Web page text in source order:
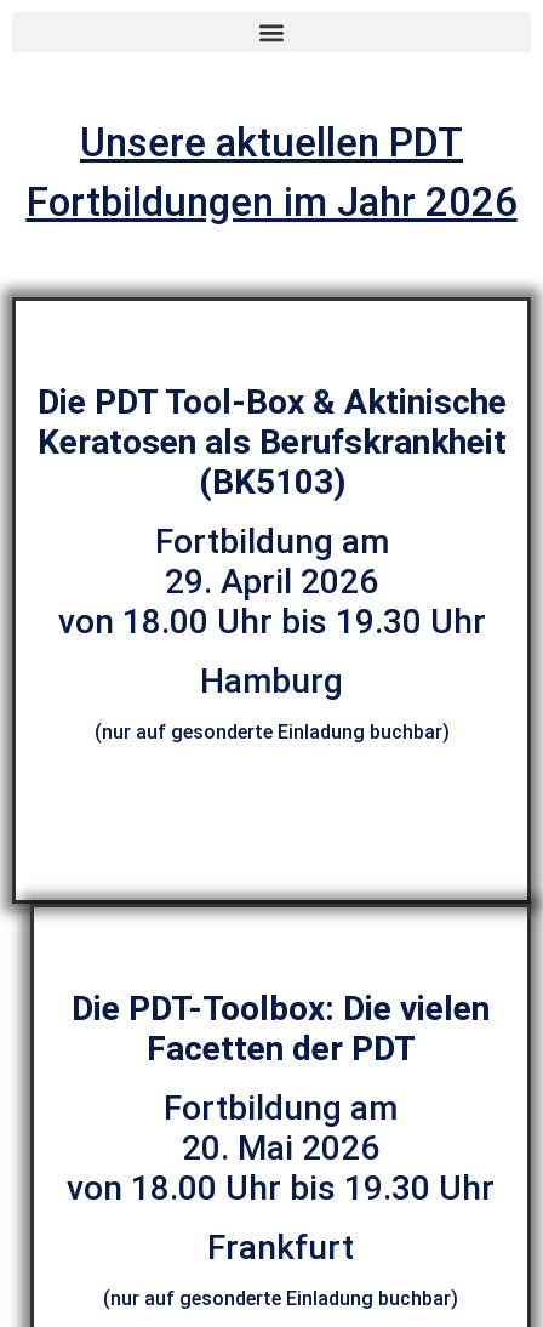
Unsere aktuellen PDT
Fortbildungen im Jahr 2026
Die PDT Tool-Box & Aktinische
Keratosen als Berufskrankheit
(BK5103)
Fortbildung am
29. April 2026
von 18.00 Uhr bis 19.30 Uhr
Hamburg
(nur auf gesonderte Einladung buchbar)
Die PDT-Toolbox: Die vielen
Facetten der PDT
Fortbildung am
20. Mai 2026
von 18.00 Uhr bis 19.30 Uhr
Frankfurt
(nur auf gesonderte Einladung buchbar)